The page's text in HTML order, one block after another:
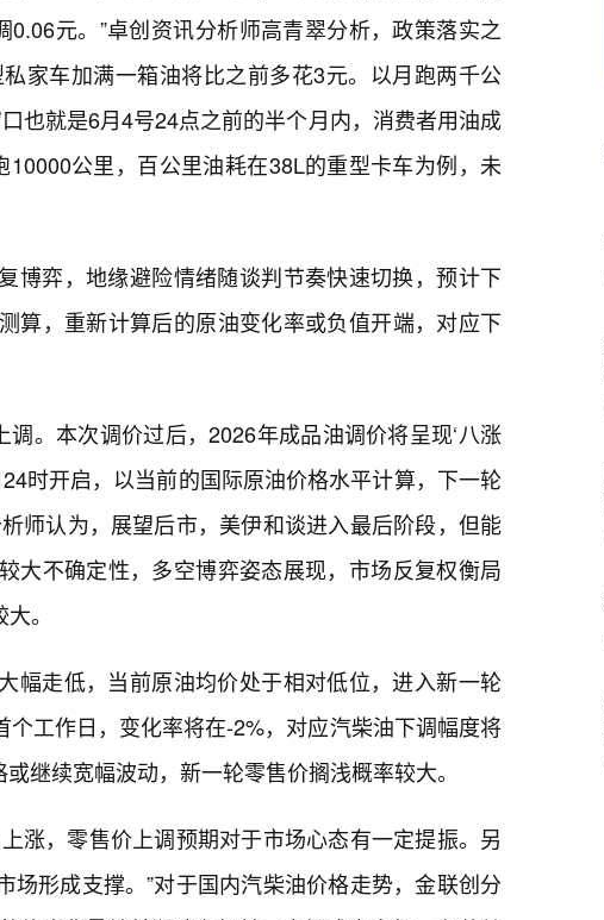
元。”卓创资讯分析师高青翠分析，政策落实之
家车加满一箱油将比之前多花3元。以月跑两千公
也就是6月4号24点之前的半个月内，消费者用油成
公里，百公里油耗在38L的重型卡车为例，未
博弈，地缘避险情绪随谈判节奏快速切换，预计下
算，重新计算后的原油变化率或负值开端，对应下
。本次调价过后，2026年成品油调价将呈现‘八涨
时开启，以当前的国际原油价格水平计算，下一轮
师认为，展望后市，美伊和谈进入最后阶段，但能
大不确定性，多空博弈姿态展现，市场反复权衡局
。
幅走低，当前原油均价处于相对低位，进入新一轮
工作日，变化率将在-2%，对应汽柴油下调幅度将
继续宽幅波动，新一轮零售价搁浅概率较大。
涨，零售价上调预期对于市场心态有一定提振。另
形成支撑。”对于国内汽柴油价格走势，金联创分